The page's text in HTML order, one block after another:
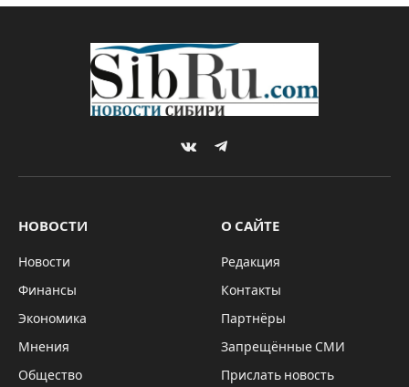
VKontakteTelegram
НОВОСТИ
Новости
Финансы
Экономика
Мнения
Общество
О САЙТЕ
Редакция
Контакты
Партнёры
Запрещённые СМИ
Прислать новость